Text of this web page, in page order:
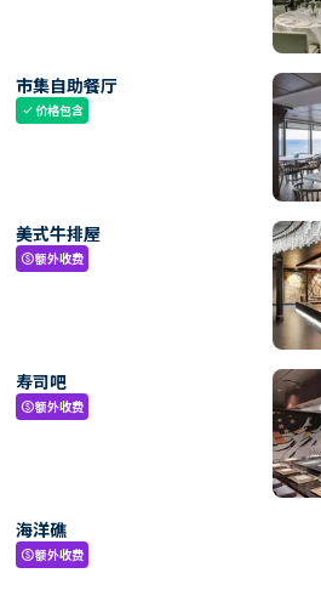
市集自助餐厅
check价格包含
美式牛排屋
paid额外收费
寿司吧
paid额外收费
海洋礁
paid额外收费